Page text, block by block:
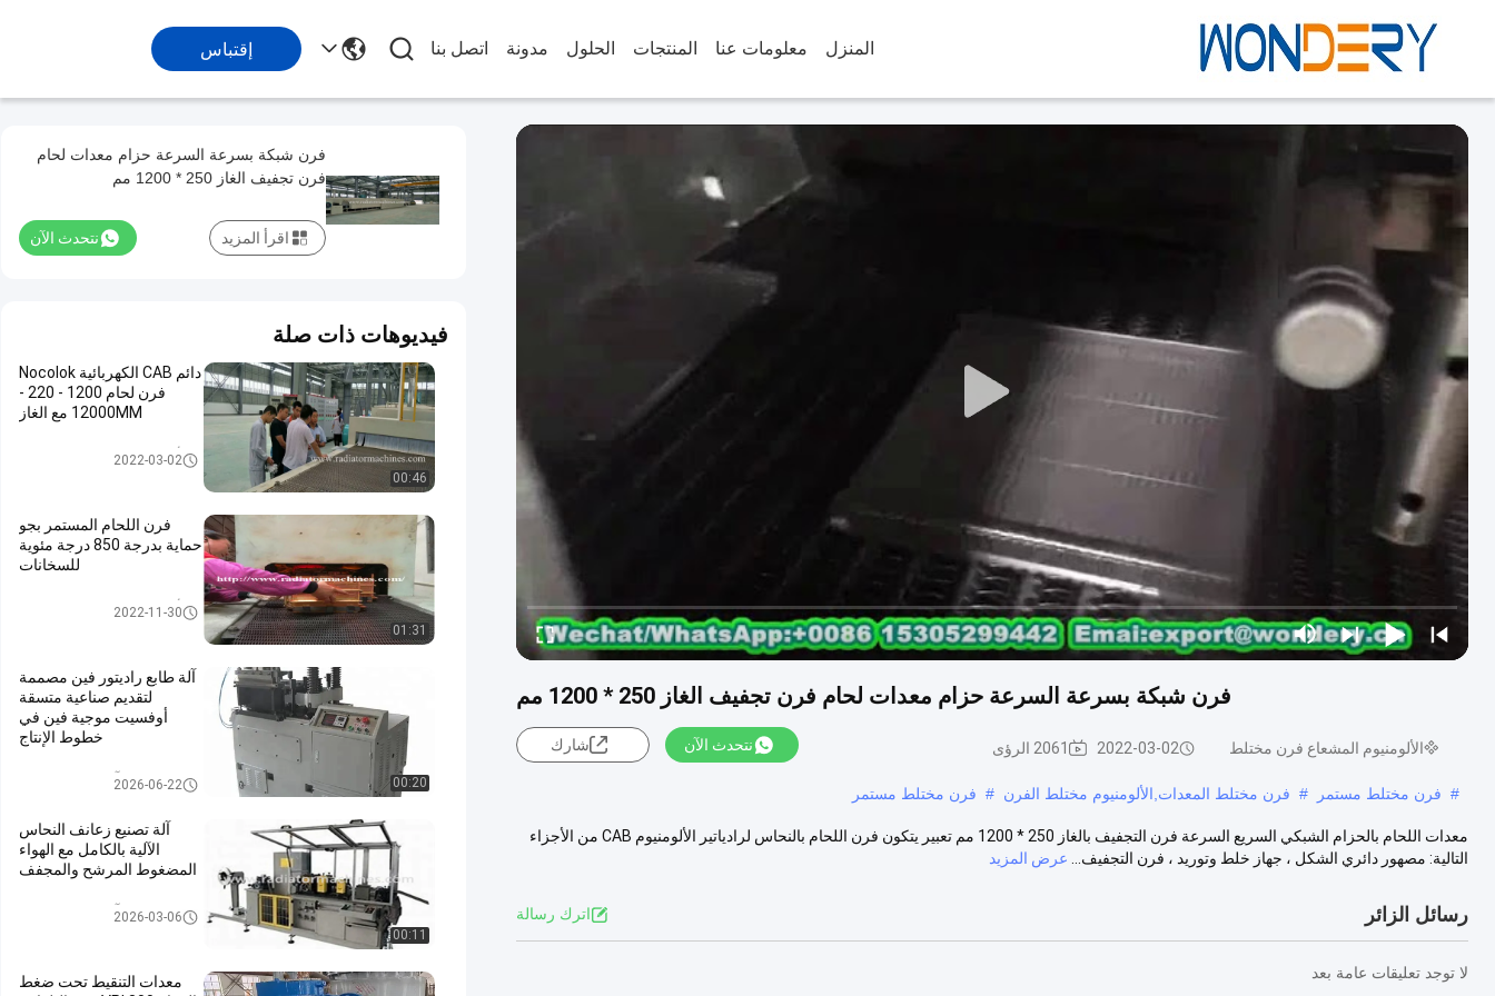
المنزل معلومات عنا المنتجات الحلول مدونة اتصل بنا إقتباس
فرن شبكة بسرعة السرعة حزام معدات لحام فرن تجفيف الغاز 250 * 1200 مم
الألومنيوم المشعاع فرن مختلط 2022-03-02 2061 الرؤى نتحدث الآن شارك
# فرن مختلط مستمر # فرن مختلط المعدات,الألومنيوم مختلط الفرن # فرن مختلط مستمر
معدات اللحام بالحزام الشبكي السريع السرعة فرن التجفيف بالغاز 250 * 1200 مم تعبير يتكون فرن اللحام بالنحاس لرادياتير الألومنيوم CAB من الأجزاء
التالية: مصهور دائري الشكل ، جهاز خلط وتوريد ، فرن التجفيف...
عرض المزيد
رسائل الزائر اترك رسالة
لا توجد تعليقات عامة بعد
فرن شبكة بسرعة السرعة حزام معدات لحام
فرن تجفيف الغاز 250 * 1200 مم
نتحدث الآن اقرأ المزيد
فيديوهات ذات صلة
00:46
دائم CAB الكهربائية Nocolok
فرن لحام 1200 - 220 -
12000MM مع الغاز
الألومنيوم المشعاع فرن مختلط
2022-03-02
01:31
فرن اللحام المستمر بجو
حماية بدرجة 850 درجة مئوية
للسخانات
الألومنيوم المشعاع فرن مختلط
2022-11-30
00:20
آلة طابع راديتور فين مصممة
لتقديم صناعية متسقة
أوفسيت موجية فين في
خطوط الإنتاج
آلة زعنفة المشعاع2026-06-22
00:11
آلة تصنيع زعانف النحاس
الآلية بالكامل مع الهواء
المضغوط المرشح والمجفف
آلة زعنفة المشعاع2026-03-06
معدات التنقيط تحت ضغط